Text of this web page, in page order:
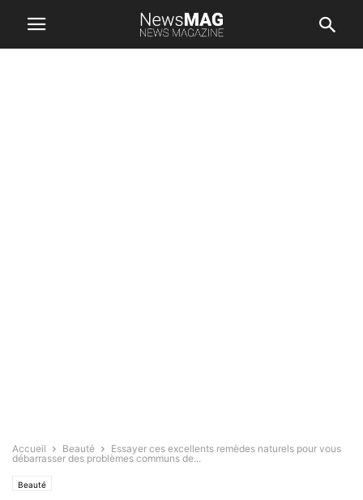
Accueil Beauté
Essayer ces excellents remèdes naturels pour vous
débarrasser des problèmes communs de...
Beauté